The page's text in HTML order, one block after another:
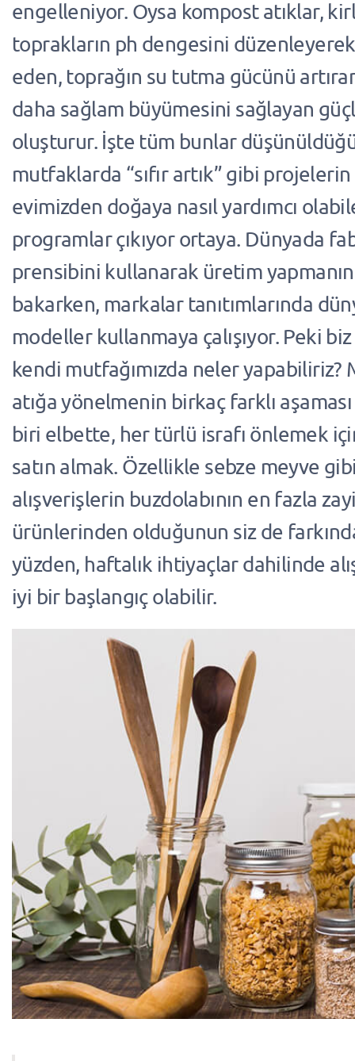
engelleniyor. Oysa kompost atıklar,
toprakların ph dengesini
eden, toprağın su tutma gücünü
daha sağlam büyümesini sağlayan
oluşturur. İşte tüm bunlar
mutfaklarda “sıfır artık” gibi
evimizden doğaya nasıl yardımcı
programlar çıkıyor ortaya. Dünyada
prensibini kullanarak üretim
bakarken, markalar tanıtımlarında
modeller kullanmaya çalışıyor. Peki
kendi mutfağımızda neler yapabiliriz?
atığa yönelmenin birkaç farklı
biri elbette, her türlü israfı önlemek
satın almak. Özellikle sebze meyve
alışverişlerin buzdolabının en fazla
ürünlerinden olduğunun siz de
yüzden, haftalık ihtiyaçlar dahilinde
iyi bir başlangıç olabilir.